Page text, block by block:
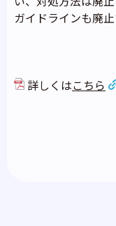
ガイドラインも廃
詳しくはこちら